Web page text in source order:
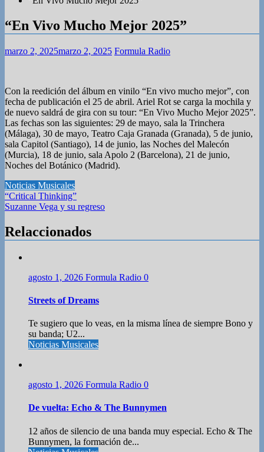
“En Vivo Mucho Mejor 2025”
marzo 2, 2025marzo 2, 2025 Formula Radio
Con la reedición del álbum en vinilo “En vivo mucho mejor”, con
fecha de publicación el 25 de abril. Ariel Rot se carga la mochila y
de nuevo saldrá de gira con su tour: “En Vivo Mucho Mejor 2025”.
Las fechas son las siguientes: 29 de mayo, sala la Trinchera
(Málaga), 30 de mayo, Teatro Caja Granada (Granada), 5 de junio,
sala Capitol (Santiago), 14 de junio, las Noches del Malecón
(Murcia), 18 de junio, sala Apolo 2 (Barcelona), 21 de junio,
Noches del Botánico (Madrid).
Noticias Musicales
Navegación
de
entradas
“Critical Thinking”
Suzanne Vega y su regreso
Relaccionados
agosto 1, 2026 Formula Radio 0
Streets of Dreams
Te sugiero que lo veas, en la misma línea de siempre Bono y
su banda; U2...
Noticias Musicales
agosto 1, 2026 Formula Radio 0
De vuelta: Echo & The Bunnymen
12 años de silencio de una banda muy especial. Echo & The
Bunnymen, la formación de...